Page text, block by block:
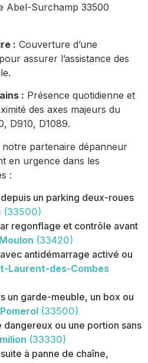
Abel-Surchamp 33500
: Couverture d’une
assurer l’assistance des
: Présence quotidienne et
des axes majeurs du
D910, D1089.
partenaire dépanneur
en urgence dans les
:
un parking deux-roues
(33500)
regonflage et contrôle avant
Moulon (33420)
antidémarrage activé ou
Laurent-des-Combes
un garde-meuble, un box ou
(33500)
dangereux ou une portion sans
(33330)
à panne de chaîne,